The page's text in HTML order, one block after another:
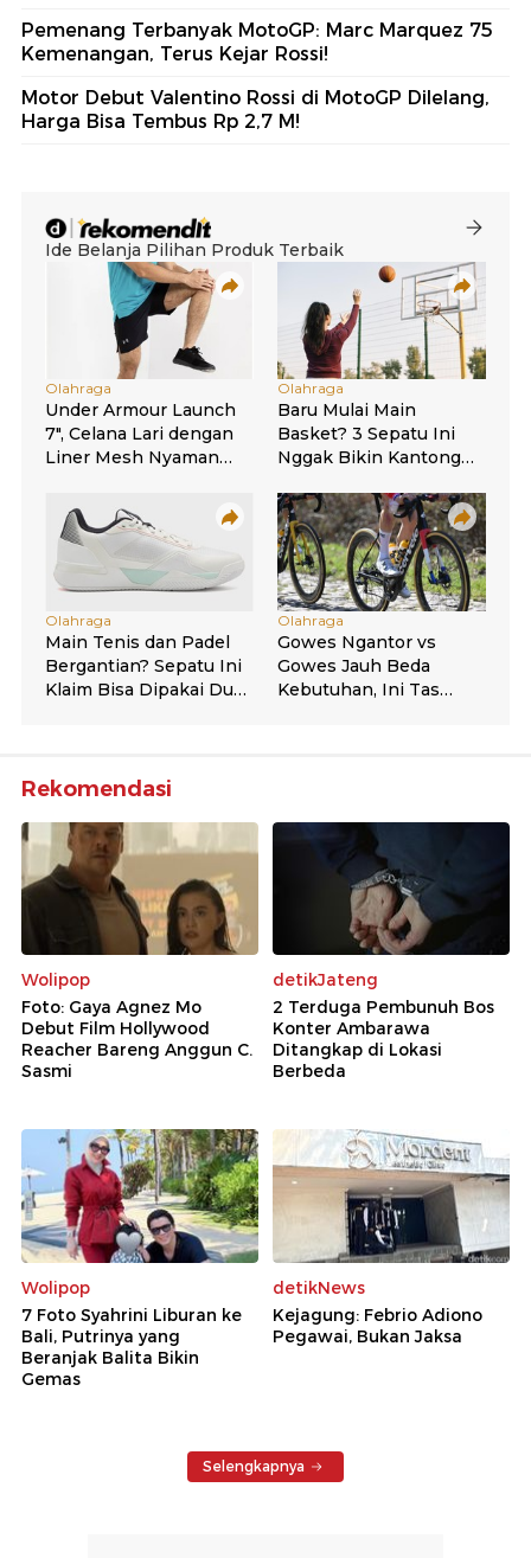
Pemenang Terbanyak MotoGP: Marc Marquez 75
Kemenangan, Terus Kejar Rossi!
Motor Debut Valentino Rossi di MotoGP Dilelang,
Harga Bisa Tembus Rp 2,7 M!
Rekomendasi
Wolipop
Foto: Gaya Agnez Mo
Debut Film Hollywood
Reacher Bareng Anggun C.
Sasmi
detikJateng
2 Terduga Pembunuh Bos
Konter Ambarawa
Ditangkap di Lokasi
Berbeda
Wolipop
7 Foto Syahrini Liburan ke
Bali, Putrinya yang
Beranjak Balita Bikin
Gemas
detikNews
Kejagung: Febrio Adiono
Pegawai, Bukan Jaksa
Selengkapnya